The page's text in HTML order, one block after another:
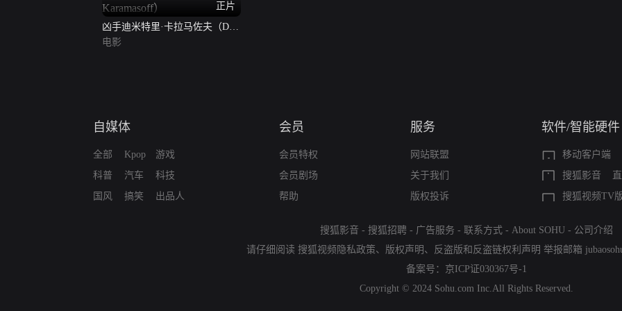
正片
凶手迪米特里·卡拉马佐夫（Der
Morder Dimitri Karamasoff）
电影
自媒体
全部
科普
国风
Kpop
汽车
搞笑
游戏
科技
出品人
会员
会员特权
会员剧场
帮助
服务
网站联盟
关于我们
版权投诉
软件/智能硬件
移动客户端
搜狐影音
搜狐视频TV
搜狐影音 - 搜狐招聘 - 广告服务 - 联系方式 - About SOHU - 公司介绍
请仔细阅读 搜狐视频隐私政策、 版权声明 、 反盗版和反盗链权利声明 举报邮箱
备案号： 京ICP证030367号-1
Copyright © 2024 Sohu.com Inc.All Rights Reserved.